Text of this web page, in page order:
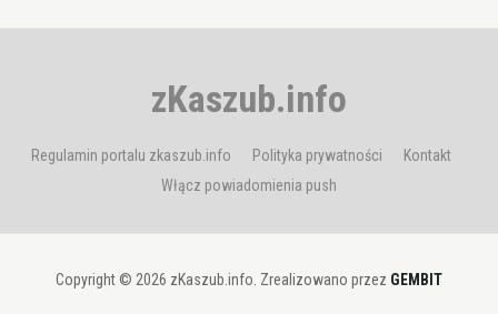
zKaszub.info
Regulamin portalu zkaszub.info Polityka prywatności
Kontakt
Włącz powiadomienia push
Copyright © 2026 zKaszub.info. Zrealizowano przez GEMBIT